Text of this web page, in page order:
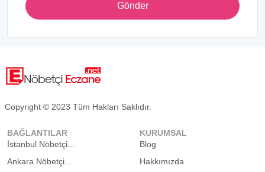
Gönder
Copyright © 2023 Tüm Hakları Saklıdır.
BAĞLANTILAR
İstanbul Nöbetçi...
Ankara Nöbetçi...
KURUMSAL
Blog
Hakkımızda